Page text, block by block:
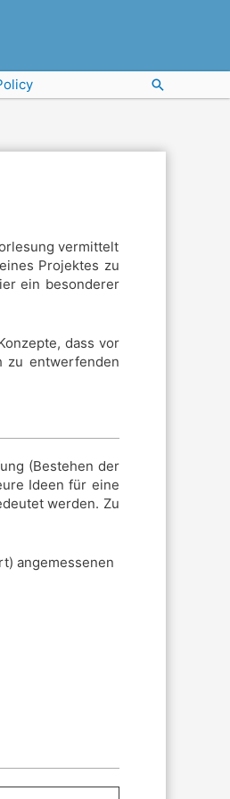
Search
vermittelt
Projektes zu
ein besonderer
dass vor
zu entwerfenden
(Bestehen der
Ideen für eine
werden. Zu
angemessenen